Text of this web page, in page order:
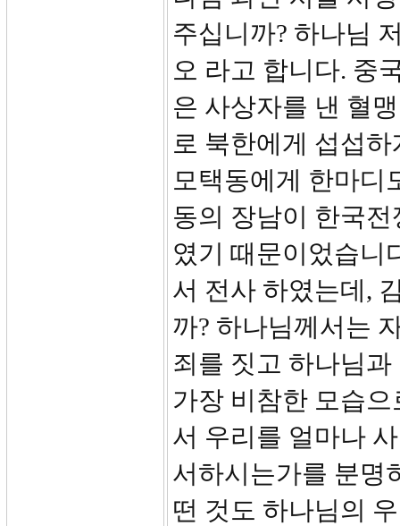
주십니까? 하나님
오 라고 합니다. 중
은 사상자를 낸 혈
로 북한에게 섭섭
모택동에게 한마디
동의 장남이 한국
였기 때문이었습니
서 전사 하였는데,
까? 하나님께서는
죄를 짓고 하나님
가장 비참한 모습
서 우리를 얼마나
서하시는가를 분명
떤 것도 하나님의